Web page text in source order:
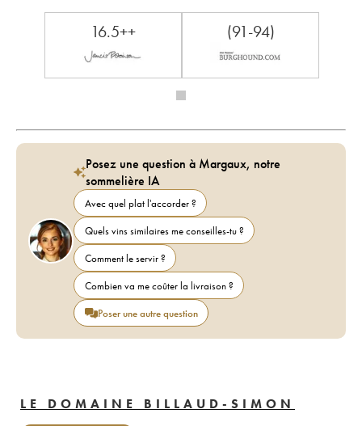
16.5++ (91-94)
Posez une question à Margaux, notre
sommelière IA
Avec quel plat l'accorder ?
Quels vins similaires me conseilles-tu ?
Comment le servir ?
Combien va me coûter la livraison ?
Poser une autre question
LE DOMAINE BILLAUD-SIMON